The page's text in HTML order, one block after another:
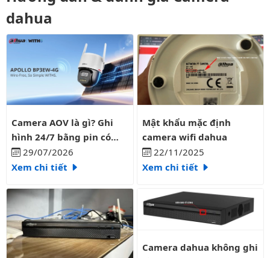
dahua
Camera AOV là gì? Ghi hình 24/7 bằng pin có liên tục?
Camera AOV là gì? Ghi
hình 24/7 bằng pin có
liên tục?
29/07/2026
Xem chi tiết
Mật khẩu mặc định camera
Mật khẩu mặc định
camera wifi dahua
22/11/2025
Xem chi tiết
Camera dahua không ghi hình
Camera dahua không ghi